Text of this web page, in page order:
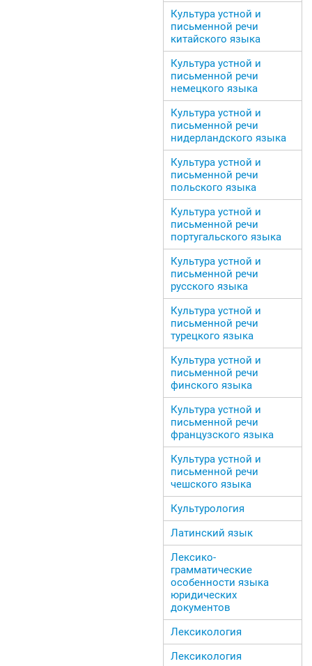
Культура устной и
письменной речи
китайского языка
Культура устной и
письменной речи
немецкого языка
Культура устной и
письменной речи
нидерландского языка
Культура устной и
письменной речи
польского языка
Культура устной и
письменной речи
португальского языка
Культура устной и
письменной речи
русского языка
Культура устной и
письменной речи
турецкого языка
Культура устной и
письменной речи
финского языка
Культура устной и
письменной речи
французского языка
Культура устной и
письменной речи
чешского языка
Культурология
Латинский язык
Лексико-
грамматические
особенности языка
юридических
документов
Лексикология
Лексикология